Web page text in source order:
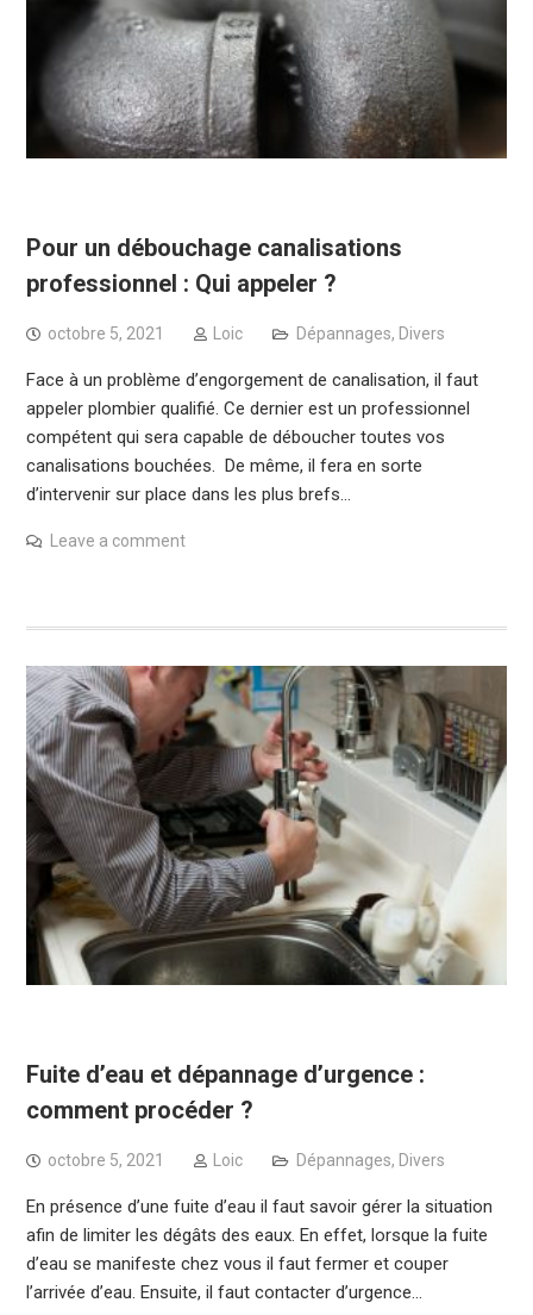
Pour un débouchage canalisations
professionnel : Qui appeler ?
octobre 5, 2021 Loic Dépannages, Divers
Face à un problème d’engorgement de canalisation, il faut
appeler plombier qualifié. Ce dernier est un professionnel
compétent qui sera capable de déboucher toutes vos
canalisations bouchées. De même, il fera en sorte
d’intervenir sur place dans les plus brefs…
Leave a comment
Fuite d’eau et dépannage d’urgence :
comment procéder ?
octobre 5, 2021 Loic Dépannages, Divers
En présence d’une fuite d’eau il faut savoir gérer la situation
afin de limiter les dégâts des eaux. En effet, lorsque la fuite
d’eau se manifeste chez vous il faut fermer et couper
l’arrivée d’eau. Ensuite, il faut contacter d’urgence…